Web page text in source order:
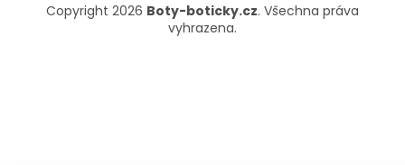
Copyright 2026 Boty-boticky.cz. Všechna práva
vyhrazena.